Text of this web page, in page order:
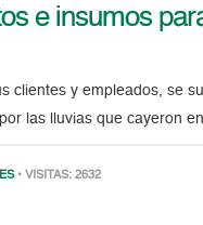
e insumos
clientes y empleados, se
las lluvias que cayeron
• VISITAS: 2632